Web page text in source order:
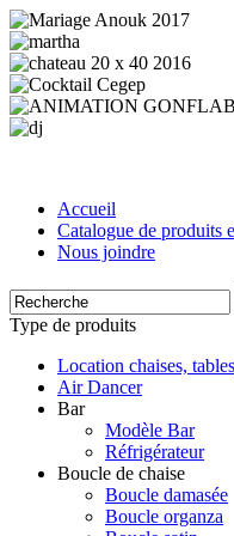
Accueil
Catalogue de produits
Nous joindre
Type de produits
Location chaises,
Air Dancer
Bar
Modèle Bar
Réfrigérateur
Boucle de chaise
Boucle damasée
Boucle organza